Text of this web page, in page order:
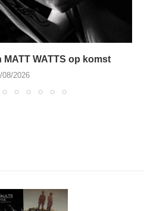
WATTS op komst
08/2026